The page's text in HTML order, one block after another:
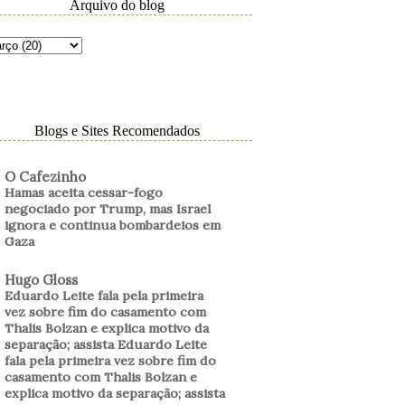
Arquivo do blog
Blogs e Sites Recomendados
O Cafezinho
Hamas aceita cessar-fogo
negociado por Trump, mas Israel
ignora e continua bombardeios em
Gaza
Hugo Gloss
Eduardo Leite fala pela primeira
vez sobre fim do casamento com
Thalis Bolzan e explica motivo da
separação; assista Eduardo Leite
fala pela primeira vez sobre fim do
casamento com Thalis Bolzan e
explica motivo da separação; assista